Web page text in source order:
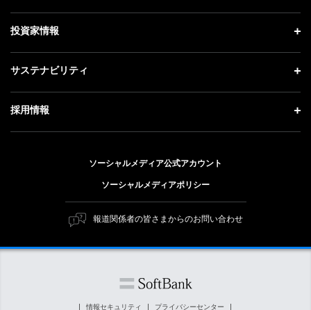
更新情報
社長メッセージ
事業紹介
理念・ビジョン・戦略 トップ
成長戦略「Activate AI for Society」
人材戦略
投資家情報
投資家情報 トップ
経営方針
サステナビリティ
サステナビリティ トップ
トップメッセージ
ESG方針・体制
マテリアリティ（重要課題）
ESGの主な取り組み
外部評価・イニシアチブ
採用情報
キャリア採用
障がい者採用
ソーシャルメディア公式アカウント
ソーシャルメディアポリシー
報道関係者の皆さまからのお問い合わせ
情報セキュリティ プライバシーセンター